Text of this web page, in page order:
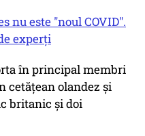
nu este "noul COVID".
experți
în principal membri
cetățean olandez și
britanic și doi